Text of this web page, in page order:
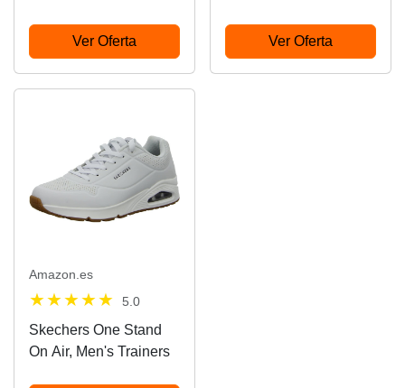
Ver Oferta Ver Oferta
Amazon.es
5.0
Skechers One Stand
On Air, Men's Trainers